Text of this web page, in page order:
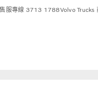
售服專線 3713 1788Volvo Trucks